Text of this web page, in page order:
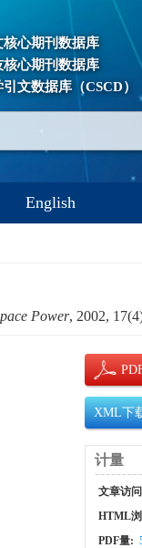
核心期刊数据库
核心期刊数据库
文数据库（CSCD）
English
Power, 2002,
XML下
计量
文章访
HTML
PDF量: